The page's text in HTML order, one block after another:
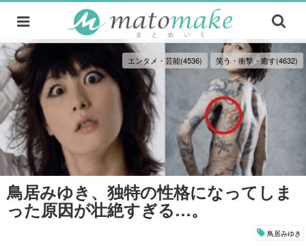
エンタメ・芸能(4536) 笑う・衝撃・癒す(4632)
鳥居みゆき、独特の性格になってしま
った原因が壮絶すぎる…。
鳥居みゆき